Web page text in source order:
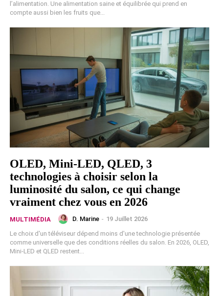
l’alimentation. Une alimentation saine et équilibrée qui prend en
compte aussi bien les fruits que...
OLED, Mini-LED, QLED, 3
technologies à choisir selon la
luminosité du salon, ce qui change
vraiment chez vous en 2026
MULTIMÉDIA D. Marine - 19 Juillet 2026
Le choix d'un téléviseur dépend moins d'une technologie présentée
comme universelle que des conditions réelles du salon. En 2026, OLED,
Mini-LED et QLED restent...